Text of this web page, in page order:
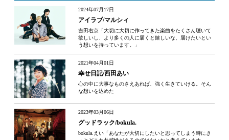
2024年07月17日
アイラブ/マルシィ
吉田右京「大切に大切に作ってきた楽曲をたくさん聴いて
欲しいし、より多くの人に届くと嬉しいな、届けたいとい
う想いを持っています。」
2021年04月01日
幸せ日記/西田あい
心の中に大事なものさえあれば、強く生きていける。そん
な想いを込めた
2023年03月06日
グッドラック/bokula.
bokula.えい「あなたが大切にしたいと思ってしまう時にき